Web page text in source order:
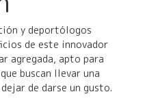
y deportólogos
de este innovador
agregada, apto para
buscan llevar una
de darse un gusto.